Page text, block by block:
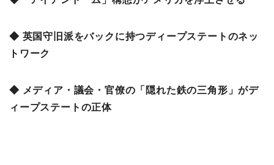
◆ 英国守旧派をバックに持つディープステートのネッ
トワーク
◆ メディア・議会・官僚の「隠れた鉄の三角形」がデ
ィープステートの正体